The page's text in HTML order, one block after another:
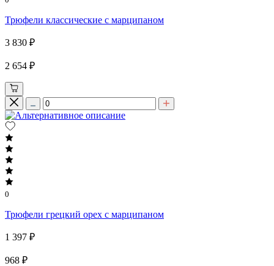
Трюфели классические с марципаном
3 830 ₽
2 654 ₽
0
Трюфели грецкий орех с марципаном
1 397 ₽
968 ₽